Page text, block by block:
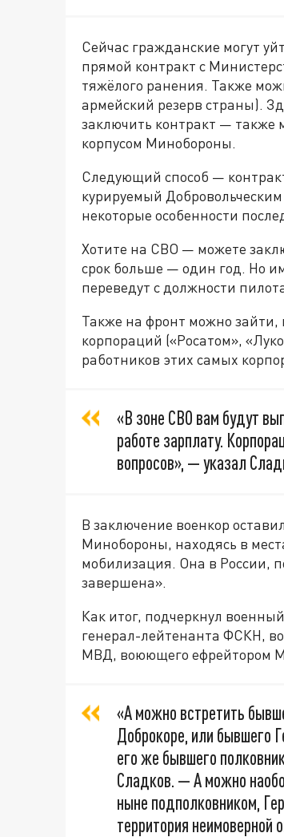
Сейчас гражданские могут
прямой контракт с
тяжёлого ранения. Также
армейский резерв страны).
заключить контракт —
корпусом Минобороны.
Следующий способ —
курируемый
некоторые особенности
Хотите на СВО — можете
срок больше — один год. Но
переведут с должности
Также на фронт можно зайти,
корпораций («Росатом»,
работников этих самых
«В зоне СВО вам будут
работе зарплату.
вопросов», — указал
В заключение военкор
Минобороны, находясь в
мобилизация. Она в России,
завершена».
Как итог, подчеркнул
генерал-лейтенанта ФСКН,
МВД, воюющего ефрейтором
«А можно встретить
Доброкоре, или бывшего
его же бывшего
Сладков. — А можно
ныне подполковником,
территория неимоверной